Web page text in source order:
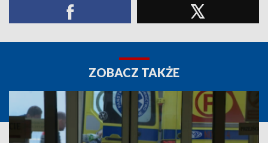
ZOBACZ TAKŻE